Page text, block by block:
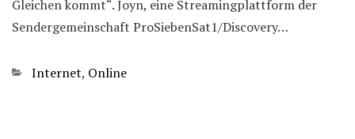
Gleichen kommt“. Joyn, eine Streamingplattform der
Sendergemeinschaft ProSiebenSat1/Discovery…
Kategorien
Internet, Online